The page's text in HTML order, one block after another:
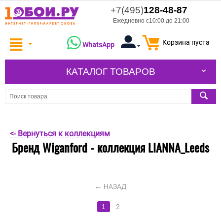
+7(495)128-48-87
Ежедневно с10:00 до 21:00
Корзина пуста
WhatsApp
КАТАЛОГ ТОВАРОВ
<- Вернуться к коллекциям
Бренд Wiganford - коллекция LIANNA_Leeds
НАЗАД
1 2